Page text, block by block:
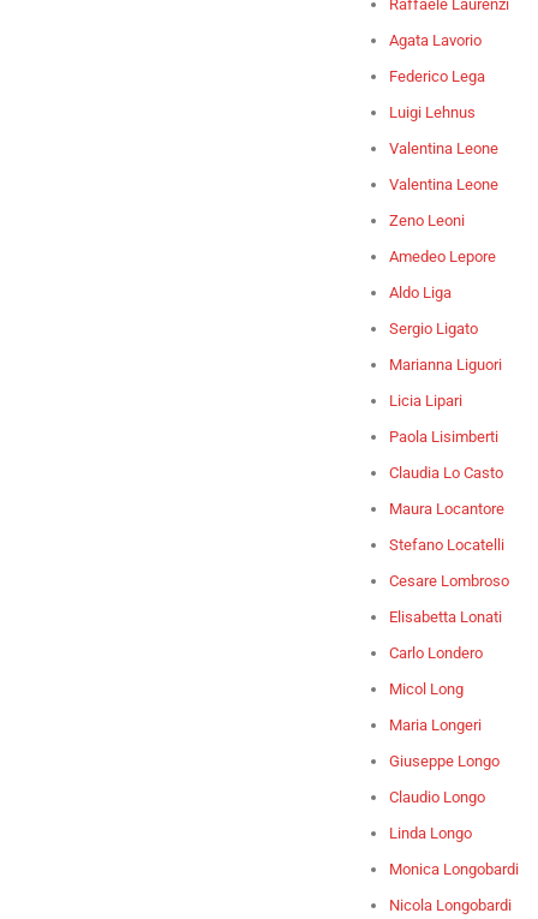
Raffaele Laurenzi
Agata Lavorio
Federico Lega
Luigi Lehnus
Valentina Leone
Valentina Leone
Zeno Leoni
Amedeo Lepore
Aldo Liga
Sergio Ligato
Marianna Liguori
Licia Lipari
Paola Lisimberti
Claudia Lo Casto
Maura Locantore
Stefano Locatelli
Cesare Lombroso
Elisabetta Lonati
Carlo Londero
Micol Long
Maria Longeri
Giuseppe Longo
Claudio Longo
Linda Longo
Monica Longobardi
Nicola Longobardi